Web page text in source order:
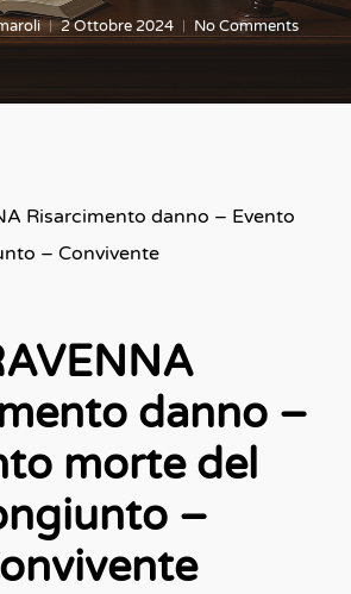
2 Ottobre 2024 No Comments
Risarcimento danno – Evento
– Convivente
danno –
morte del
–